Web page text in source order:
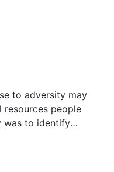
to adversity may
people
was to identify
resilient and
of 1,084